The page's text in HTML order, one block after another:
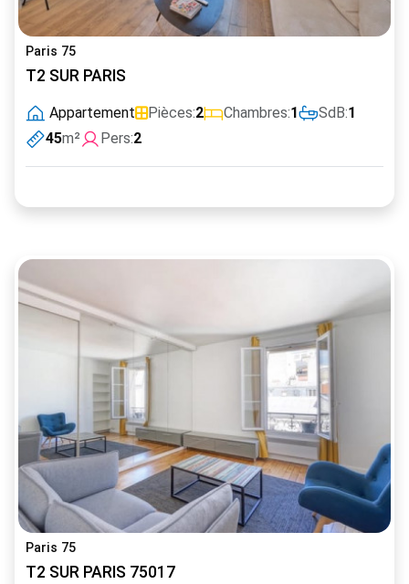
Paris 75
T2 SUR PARIS
Appartement Pièces:2 Chambres:1 SdB:1
45m² Pers:2
Paris 75
T2 SUR PARIS 75017